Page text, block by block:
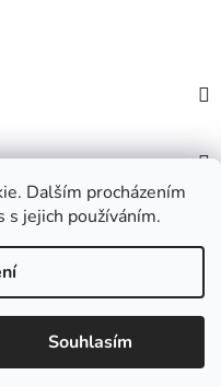
Dalším procházením
jejich používáním.
Souhlasím
Kontakty
práva vyhrazena.
cookies